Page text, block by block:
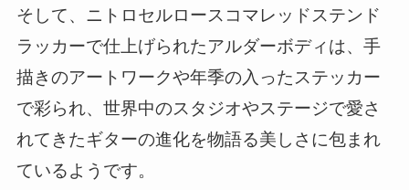
そして、ニトロセルロースコマレッドステンド
ラッカーで仕上げられたアルダーボディは、手
描きのアートワークや年季の入ったステッカー
で彩られ、世界中のスタジオやステージで愛さ
れてきたギターの進化を物語る美しさに包まれ
ているようです。